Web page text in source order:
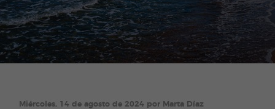
Miércoles, 14 de agosto de 2024 por Marta Díaz